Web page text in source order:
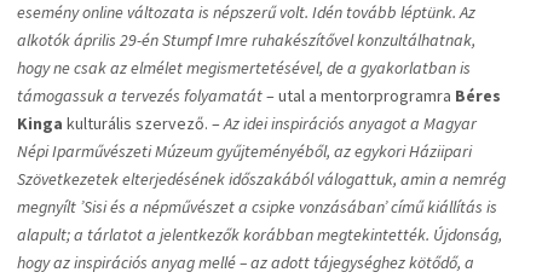
esemény online változata is népszerű volt. Idén tovább léptünk. Az
alkotók április 29-én Stumpf Imre ruhakészítővel konzultálhatnak,
hogy ne csak az elmélet megismertetésével, de a gyakorlatban is
támogassuk a tervezés folyamatát– utal a mentorprogramra Béres
Kinga kulturális szervező. –Az idei inspirációs anyagot a Magyar
Népi Iparművészeti Múzeum gyűjteményéből, az egykori Háziipari
Szövetkezetek elterjedésének időszakából válogattuk, amin a nemrég
megnyílt ’Sisi és a népművészet a csipke vonzásában’ című kiállítás is
alapult; a tárlatot a jelentkezők korábban megtekintették. Újdonság,
hogy az inspirációs anyag mellé – az adott tájegységhez kötődő, a